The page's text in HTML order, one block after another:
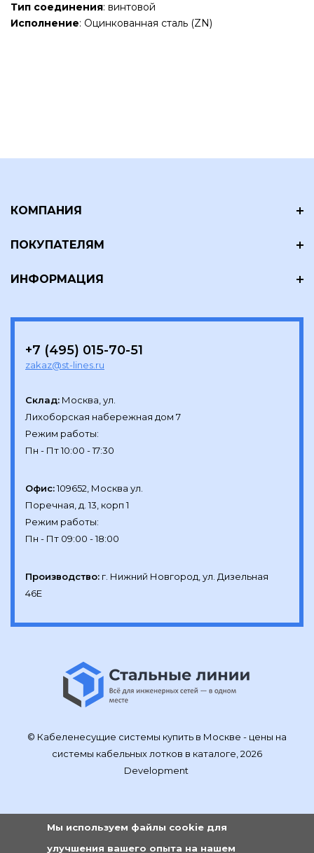
Тип соединения: винтовой
Исполнение: Оцинкованная сталь (ZN)
КОМПАНИЯ
ПОКУПАТЕЛЯМ
ИНФОРМАЦИЯ
+7 (495) 015-70-51
zakaz@st-lines.ru
Склад: Москва, ул.
Лихоборская набережная дом 7
Режим работы:
Офис:109652, Москва ул.
Поречная, д. 13, корп 1
Режим работы:
Производство: г. Нижний Новгород, ул. Дизельная
46Е
© Кабеленесущие системы купить в Москве - цены на
системы кабельных лотков в каталоге, 2026
Development
Мы используем файлы cookie для
улучшения вашего опыта на нашем